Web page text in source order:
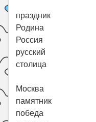
праздник
Родина
Россия
русский
столица
Москва
памятник
победа